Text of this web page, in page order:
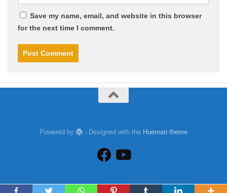
Save my name, email, and website in this browser
for the next time I comment.
Powered by - Designed with the Hueman theme